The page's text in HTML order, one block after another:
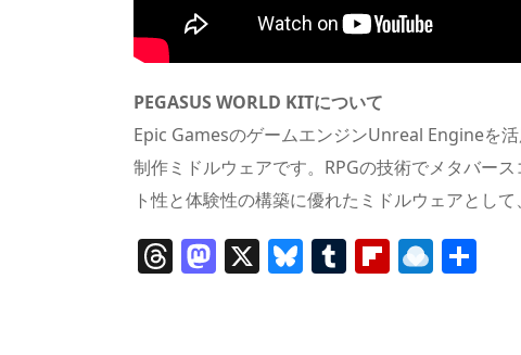
PEGASUS WORLD KITについて
Epic GamesのゲームエンジンUnreal Engineを
制作ミドルウェアです。RPGの技術でメタバー
ト性と体験性の構築に優れたミドルウェアとし
T
h
M
a
X Bl
u
T
u
Fl
ip
R
ai